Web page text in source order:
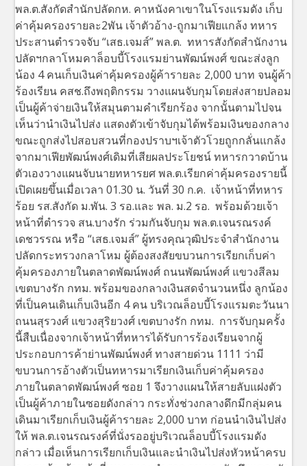
พล.ต.สังกัดสำนักปลัดกห. คาหนังคาเขาในโรงแรมดัง เก็บ
ค่าคุ้มครองรายละ2พัน เจ้าตัวอ้าง-ถูกมาเฟียแกล้ง ทหาร
ประสานตำรวจจับ “เสธ.เจมส์” พล.ต. ทหารสังกัดสำนักงาน
ปลัดฯกลาโหมคาล็อบบี้โรงแรมย่านพัฒน์พงศ์ ขณะส่งลูก
น้อง 4 คนเก็บเงินค่าคุ้มครองผู้ค้ารายละ 2,000 บาท จนผู้ค้า
ร้องเรียน คสช.ถึงพฤติกรรม วางแผนจับกุมโดยส่งสายปลอม
เป็นผู้ค้าจ่ายเงินให้สมุนตามคำเรียกร้อง จากนั้นตามไปจน
เห็นว่านำเงินไปส่ง แสดงตัวเข้าจับกุมได้พร้อมเงินของกลาง
ขณะถูกส่งไปสอบสวนที่กองปราบฯเจ้าตัวโวยถูกกลั่นแกล้ง
จากมาเฟียพัฒน์พงศ์เดิมที่เสียผลประโยชน์ ทหารกวาดบ้าน
ตัวเองวางแผนจับนายทหารยศ พล.ต.เรียกค่าคุ้มครองรายนี้
เปิดเผยขึ้นเมื่อเวลา 01.30 น. วันที่ 30 ก.ค. เจ้าหน้าที่ทหาร
ร้อย รส.สังกัด ม.พัน. 3 รอ.และ พล. ม.2 รอ. พร้อมด้วยเจ้า
หน้าที่ตำรวจ สน.บางรัก ร่วมกันจับกุม พล.ต.เจนรณรงค์
เดชวรรณ หรือ “เสธ.เจมส์” ผู้ทรงคุณวุฒิประจำสำนักงาน
ปลัดกระทรวงกลาโหม ผู้ต้องสงสัยขบวนการเรียกเก็บค่า
คุ้มครองภายในตลาดพัฒน์พงศ์ ถนนพัฒน์พงศ์ แขวงสีลม
เขตบางรัก กทม. พร้อมของกลางเงินสดจำนวนหนึ่ง ลูกน้อง
ที่เป็นคนเดินเก็บเงินอีก 4 คน บริเวณล็อบบี้โรงแรมตะวันนา
ถนนสุรวงศ์ แขวงสุริยวงศ์ เขตบางรัก กทม. การจับกุมครั้ง
นี้สืบเนื่องจากเจ้าหน้าที่ทหารได้รับการร้องเรียนจากผู้
ประกอบการค้าย่านพัฒน์พงศ์ ทางสายด่วน 1111 ว่ามี
ขบวนการอ้างตัวเป็นทหารมาเรียกเงินเก็บค่าคุ้มครอง
ภายในตลาดพัฒน์พงศ์ ซอย 1 จึงวางแผนให้สายลับแฝงตัว
เป็นผู้ค้าภายในซอยดังกล่าว กระทั่งช่วงกลางดึกมีกลุ่มคน
เดินมาเรียกเก็บเงินผู้ค้ารายละ 2,000 บาท ก่อนนำเงินไปส่ง
ให้ พล.ต.เจนรณรงค์ที่นั่งรออยู่บริเวณล็อบบี้โรงแรมดัง
กล่าว เมื่อเห็นการเรียกเก็บเงินและนำเงินไปส่งหัวหน้าครบ